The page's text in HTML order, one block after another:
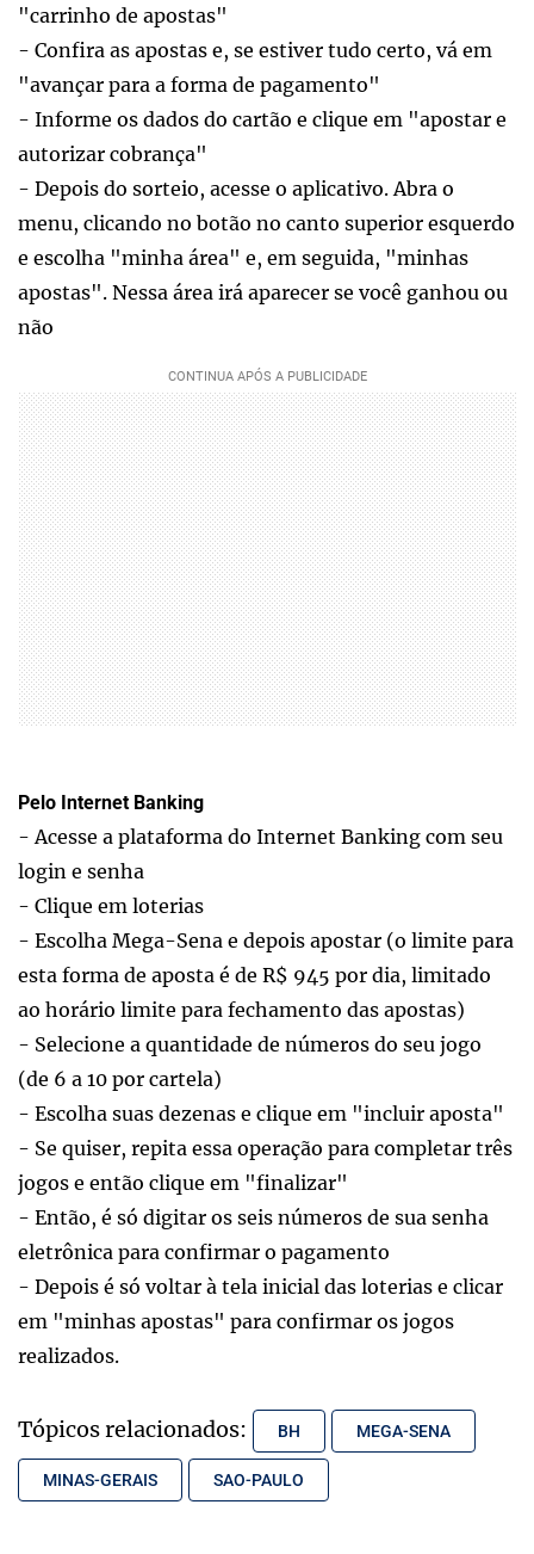
"carrinho de apostas"
- Confira as apostas e, se estiver tudo certo, vá em
"avançar para a forma de pagamento"
- Informe os dados do cartão e clique em "apostar e
autorizar cobrança"
- Depois do sorteio, acesse o aplicativo. Abra o
menu, clicando no botão no canto superior esquerdo
e escolha "minha área" e, em seguida, "minhas
apostas". Nessa área irá aparecer se você ganhou ou
não
Pelo Internet Banking
- Acesse a plataforma do Internet Banking com seu
login e senha
- Clique em loterias
- Escolha Mega-Sena e depois apostar (o limite para
esta forma de aposta é de R$ 945 por dia, limitado
ao horário limite para fechamento das apostas)
- Selecione a quantidade de números do seu jogo
(de 6 a 10 por cartela)
- Escolha suas dezenas e clique em "incluir aposta"
- Se quiser, repita essa operação para completar três
jogos e então clique em "finalizar"
- Então, é só digitar os seis números de sua senha
eletrônica para confirmar o pagamento
- Depois é só voltar à tela inicial das loterias e clicar
em "minhas apostas" para confirmar os jogos
realizados.
Tópicos relacionados: BH MEGA-SENA
MINAS-GERAIS SAO-PAULO